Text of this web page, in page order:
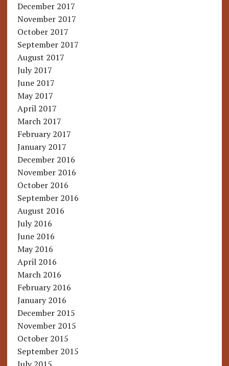
December 2017
November 2017
October 2017
September 2017
August 2017
July 2017
June 2017
May 2017
April 2017
March 2017
February 2017
January 2017
December 2016
November 2016
October 2016
September 2016
August 2016
July 2016
June 2016
May 2016
April 2016
March 2016
February 2016
January 2016
December 2015
November 2015
October 2015
September 2015